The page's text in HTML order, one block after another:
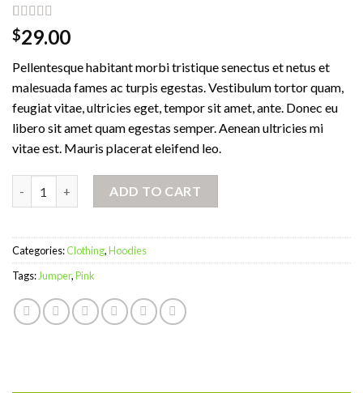
Rated 4.67
out of 5
3
customer
ratings
$29.00
Pellentesque habitant morbi tristique senectus et netus et
malesuada fames ac turpis egestas. Vestibulum tortor quam,
feugiat vitae, ultricies eget, tempor sit amet, ante. Donec eu
libero sit amet quam egestas semper. Aenean ultricies mi
vitae est. Mauris placerat eleifend leo.
ADD TO CART
Categories:Clothing,Hoodies
Tags: Jumper,Pink